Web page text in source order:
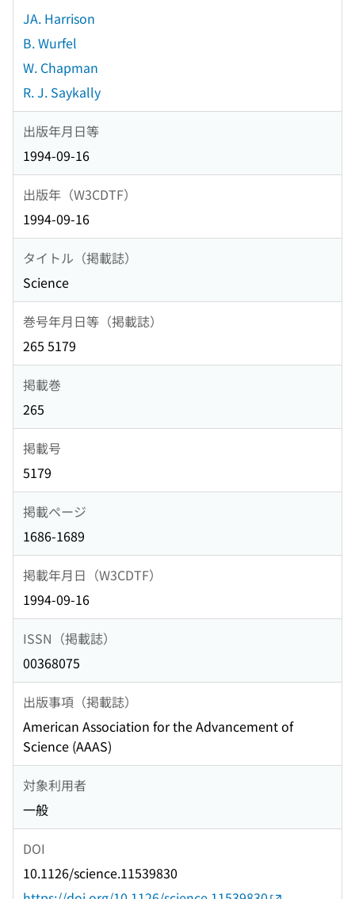
JA. Harrison
B. Wurfel
W. Chapman
R. J. Saykally
出版年月日等
1994-09-16
出版年（W3CDTF）
1994-09-16
タイトル（掲載誌）
Science
巻号年月日等（掲載誌）
265 5179
掲載巻
265
掲載号
5179
掲載ページ
1686-1689
掲載年月日（W3CDTF）
1994-09-16
ISSN（掲載誌）
00368075
出版事項（掲載誌）
American Association for the Advancement of
Science (AAAS)
対象利用者
一般
DOI
10.1126/science.11539830